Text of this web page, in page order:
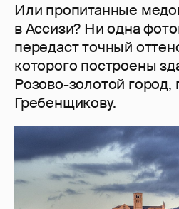
Или пропитанные
в Ассизи? Ни одна
передаст точный
которого построены
Розово-золотой город,
Гребенщикову.